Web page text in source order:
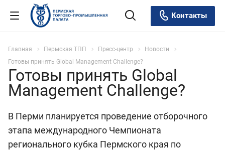
Контакты
Главная Пермская ТПП Пресс-центр
Новости
Готовы принять Global Management Challenge?
Готовы принять Global
Management Challenge?
В Перми планируется проведение отборочного
этапа международного Чемпионата
регионального кубка Пермского края по